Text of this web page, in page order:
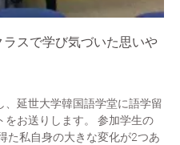
ラスで学び気づいた思いや
延世大学韓国語学堂に語学留
お送りします。 参加学生の
た私自身の大きな変化が2つあ